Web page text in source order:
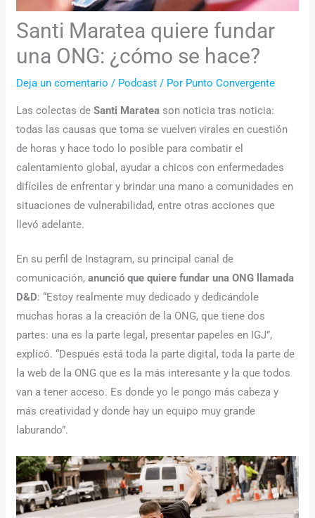
Santi Maratea quiere fundar
una ONG: ¿cómo se hace?
Deja un comentario / Podcast / Por Punto Convergente
Las colectas deSanti Maratea son noticia tras noticia:
todas las causas que toma se vuelven virales en cuestión
de horas y hace todo lo posible para combatir el
calentamiento global, ayudar a chicos con enfermedades
difíciles de enfrentar y brindar una mano a comunidades en
situaciones de vulnerabilidad, entre otras acciones que
llevó adelante.
En su perfil de Instagram, su principal canal de
comunicación,anunció que quiere fundar una ONG llamada
D&D: “Estoy realmente muy dedicado y dedicándole
muchas horas a la creación de la ONG, que tiene dos
partes: una es la parte legal, presentar papeles en IGJ”,
explicó. “Después está toda la parte digital, toda la parte de
la web de la ONG que es la más interesante y la que todos
van a tener acceso. Es donde yo le pongo más cabeza y
más creatividad y donde hay un equipo muy grande
laburando”.